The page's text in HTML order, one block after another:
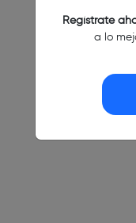
Regístrate
a lo